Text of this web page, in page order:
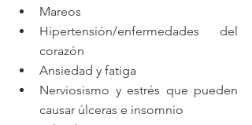
Mareos
Hipertensión/enfermedades del
corazón
Ansiedad y fatiga
Nerviosismo y estrés que pueden
causar úlceras e insomnio